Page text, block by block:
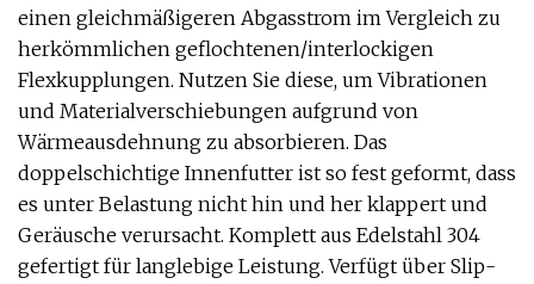
einen gleichmäßigeren Abgasstrom im Vergleich zu
herkömmlichen geflochtenen/interlockigen
Flexkupplungen. Nutzen Sie diese, um Vibrationen
und Materialverschiebungen aufgrund von
Wärmeausdehnung zu absorbieren. Das
doppelschichtige Innenfutter ist so fest geformt, dass
es unter Belastung nicht hin und her klappert und
Geräusche verursacht. Komplett aus Edelstahl 304
gefertigt für langlebige Leistung. Verfügt über Slip-